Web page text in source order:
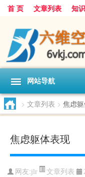
首 页 文章列表 知
网站导航
> 文章列表 > 焦虑
焦虑躯体表现
网友:jlr 文章列表